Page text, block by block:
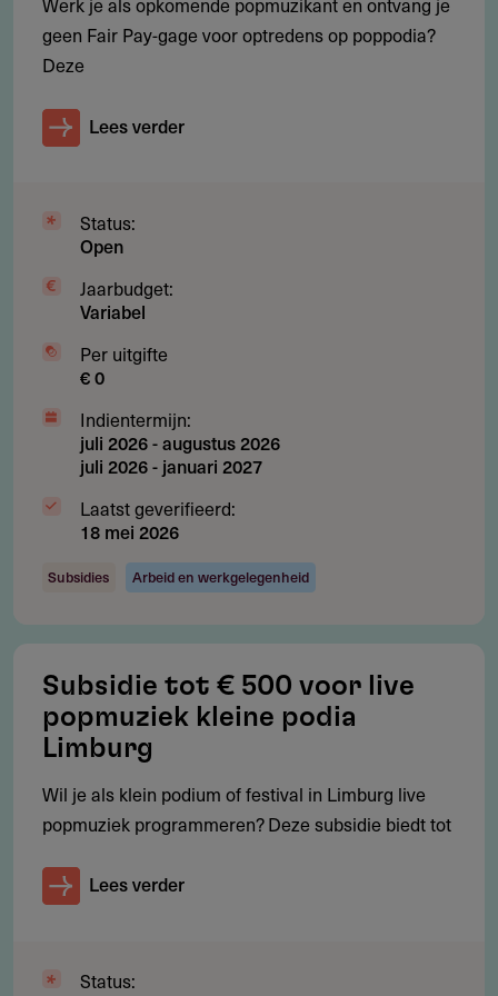
Waar is deze subsidie beschikbaar?
Voorwaarden
Welke voorwaarden gelden?
inhoudelijke criteria (zie Toepassing). Daarnaast gelden de
volgende voorwaarden:
De aangevraagde bijdrage is maximaal 50% van de
totale projectbegroting
De bijdrage is maximaal € 3.000 per project of activiteit
personeel worden eerlijk betaald met een ondergrens
van € 35 per uur exclusief btw (fair practice)
Bijdragen moeten aantoonbaar zijn besteed binnen één
jaar na verlening
De aanvraag moet uiterlijk zes weken voor aanvang van
Eindverantwoording (inhoudelijk verslag en financiële
geen Fair Pay-gage voor optredens op poppodia?
Deze
Lees verder
Status:
Open
Jaarbudget:
Variabel
Per uitgifte
€ 0
Indientermijn:
juli 2026-augustus 2026
juli 2026- januari 2027
Laatst geverifieerd:
18 mei 2026
Subsidies Arbeid en werkgelegenheid
Subsidie tot € 500 voor live
popmuziek kleine podia
Limburg
Wil je als klein podium of festival in Limburg live
popmuziek programmeren? Deze subsidie biedt tot
Lees verder
Status: